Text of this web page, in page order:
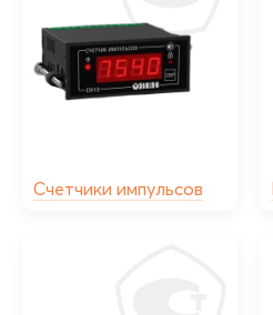
Счетчики импульсов